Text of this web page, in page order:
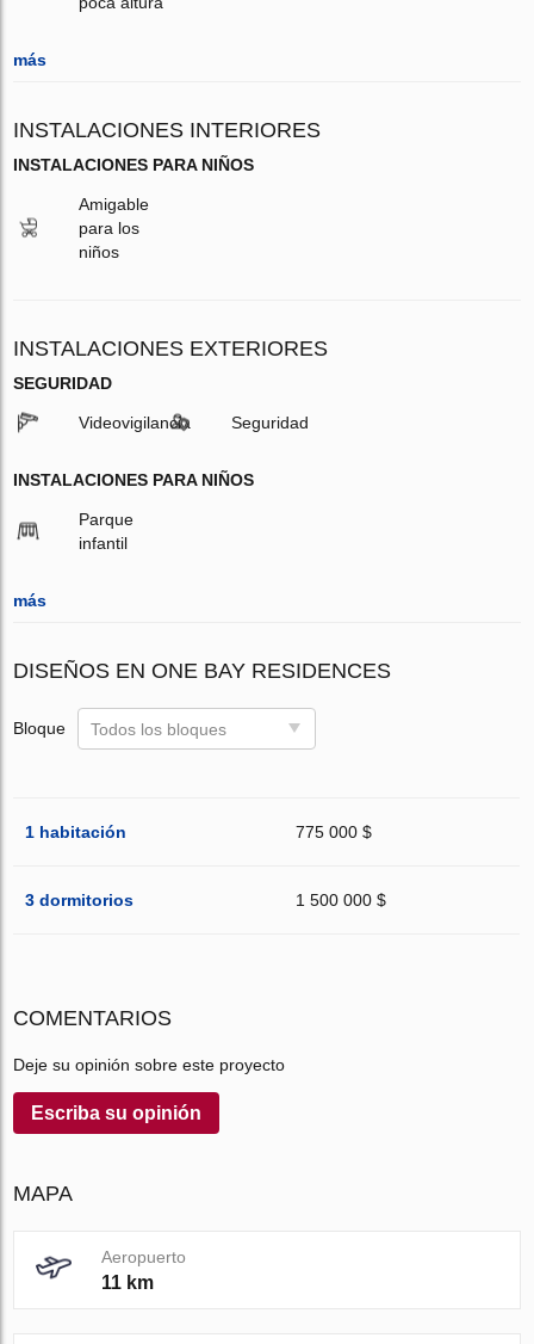
más
INSTALACIONES INTERIORES
INSTALACIONES PARA NIÑOS
Amigable
para los
niños
INSTALACIONES EXTERIORES
SEGURIDAD
Videovigilancia Seguridad
INSTALACIONES PARA NIÑOS
Parque
infantil
más
DISEÑOS EN ONE BAY RESIDENCES
Bloque Todos los bloques
1 habitación 775 000 $
3 dormitorios 1 500 000 $
COMENTARIOS
Deje su opinión sobre este proyecto
Escriba su opinión
MAPA
Aeropuerto
11 km